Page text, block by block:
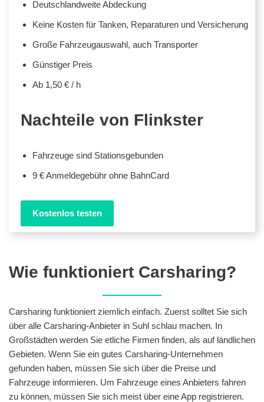
Deutschlandweite Abdeckung
Keine Kosten für Tanken, Reparaturen und Versicherung
Große Fahrzeugauswahl, auch Transporter
Günstiger Preis
Ab 1,50 € / h
Nachteile von Flinkster
Fahrzeuge sind Stationsgebunden
9 € Anmeldegebühr ohne BahnCard
Kostenlos testen
Wie funktioniert Carsharing?
Carsharing funktioniert ziemlich einfach. Zuerst solltet Sie sich
über alle Carsharing-Anbieter in Suhl schlau machen. In
Großstädten werden Sie etliche Firmen finden, als auf ländlichen
Gebieten. Wenn Sie ein gutes Carsharing-Unternehmen
gefunden haben, müssen Sie sich über die Preise und
Fahrzeuge informieren. Um Fahrzeuge eines Anbieters fahren
zu können, müssen Sie sich meist über eine App registrieren.